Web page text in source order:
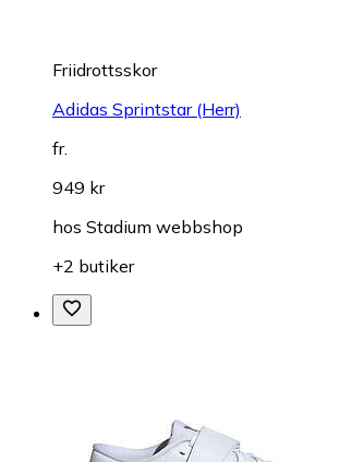
Friidrottsskor
Adidas Sprintstar (Herr)
fr.
949 kr
hos Stadium webbshop
+2 butiker